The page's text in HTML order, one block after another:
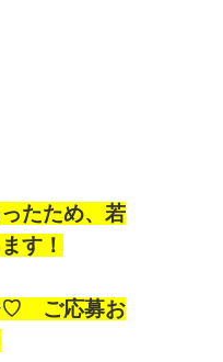
たため、若
す！
♡ ご応募お